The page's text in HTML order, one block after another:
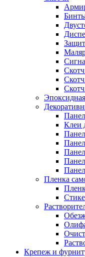
Клеи
Пленка
Крепеж и